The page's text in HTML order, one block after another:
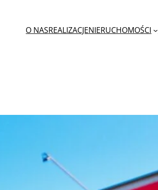
O NASREALIZACJENIERUCHOMOŚCI